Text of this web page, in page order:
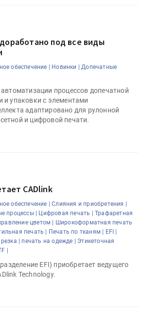
под все виды
обеспечение | Новинки |
Допечатные
процессов допечатной
и упаковки с элементами
адаптировано для рулонной
и цифровой печати.
CADlink
обеспечение |
Слияния и приобретения |
процессы |
Цифровая печать |
Трафаретная
цветом |
Широкоформатная печать
печать | Печать по тканям |
EFI |
|
печать на одежде |
Этикеточная
|
EFI) приобретает ведущего
Technology.